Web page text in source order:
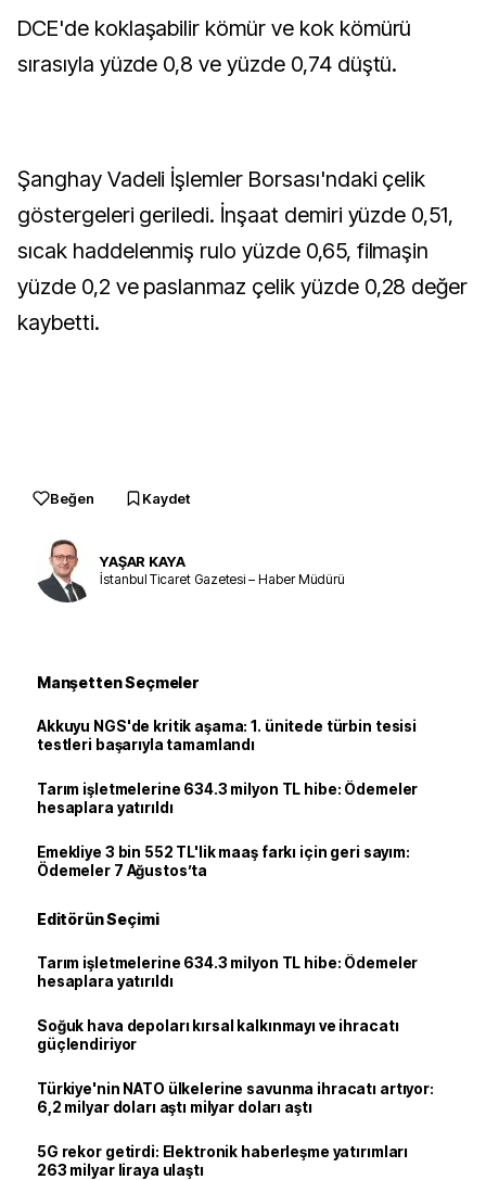
DCE'de koklaşabilir kömür ve kok kömürü
sırasıyla yüzde 0,8 ve yüzde 0,74 düştü.
Şanghay Vadeli İşlemler Borsası'ndaki çelik
göstergeleri geriledi. İnşaat demiri yüzde 0,51,
sıcak haddelenmiş rulo yüzde 0,65, filmaşin
yüzde 0,2 ve paslanmaz çelik yüzde 0,28 değer
kaybetti.
Beğen Kaydet
YAŞAR KAYA
İstanbul Ticaret Gazetesi – Haber Müdürü
Manşetten Seçmeler
Akkuyu NGS'de kritik aşama: 1. ünitede türbin tesisi
testleri başarıyla tamamlandı
Tarım işletmelerine 634.3 milyon TL hibe: Ödemeler
hesaplara yatırıldı
Emekliye 3 bin 552 TL'lik maaş farkı için geri sayım:
Ödemeler 7 Ağustos’ta
Editörün Seçimi
Tarım işletmelerine 634.3 milyon TL hibe: Ödemeler
hesaplara yatırıldı
Soğuk hava depoları kırsal kalkınmayı ve ihracatı
güçlendiriyor
Türkiye'nin NATO ülkelerine savunma ihracatı artıyor:
6,2 milyar doları aştı milyar doları aştı
5G rekor getirdi: Elektronik haberleşme yatırımları
263 milyar liraya ulaştı